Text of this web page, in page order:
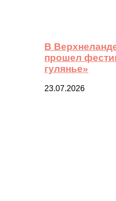
В
прошел
гулянье»
23.07.2026